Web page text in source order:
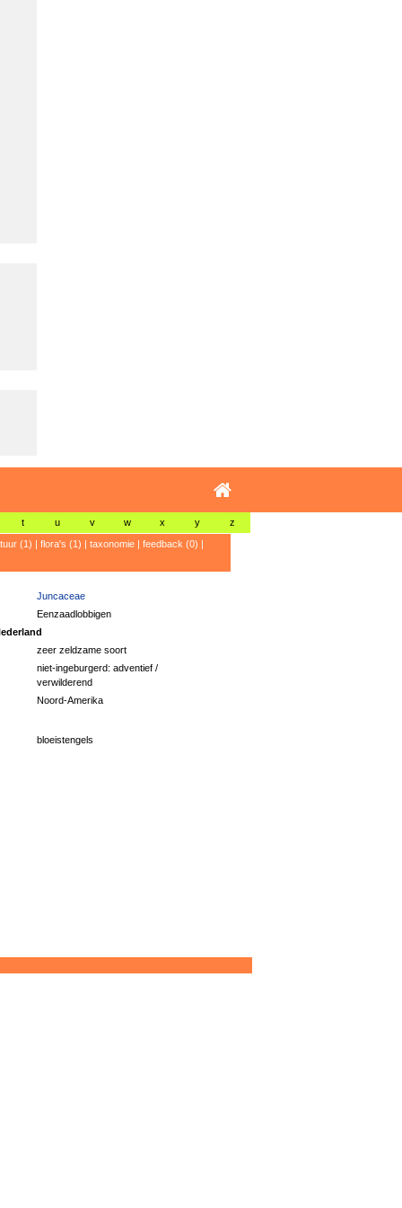
t u v w x y z
(1) | flora's (1) | taxonomie| feedback (0) |
Juncaceae
Eenzaadlobbigen
zeer zeldzame soort
niet-ingeburgerd: adventief /
verwilderend
Noord-Amerika
bloeistengels